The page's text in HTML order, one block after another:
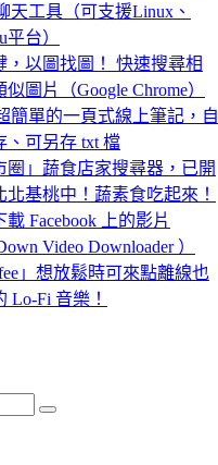
天工具（可支援Linux、
平台）
，以圖找圖！ 快速搜尋相
似圖片（Google Chrome）
簡單的一頁式線上筆記，自
、可另存 txt 檔
圈」蔬食店家搜尋器，已開
北基桃中！蔬素食吃起來！
載 Facebook 上的影片
Video Downloader ）
」想放鬆時可來點離線也
Lo-Fi 音樂！
Search